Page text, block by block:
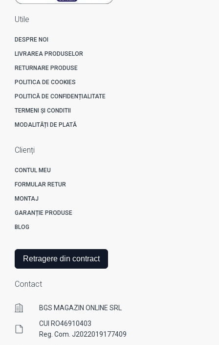
Utile
DESPRE NOI
LIVRAREA PRODUSELOR
RETURNARE PRODUSE
POLITICA DE COOKIES
POLITICĂ DE CONFIDENȚIALITATE
TERMENI ȘI CONDITII
MODALITĂȚI DE PLATĂ
Clienți
CONTUL MEU
FORMULAR RETUR
MONTAJ
GARANȚIE PRODUSE
BLOG
Retragere din contract
Contact
BGS MAGAZIN ONLINE SRL
CUI RO46910403
Reg. Com. J2022019177409